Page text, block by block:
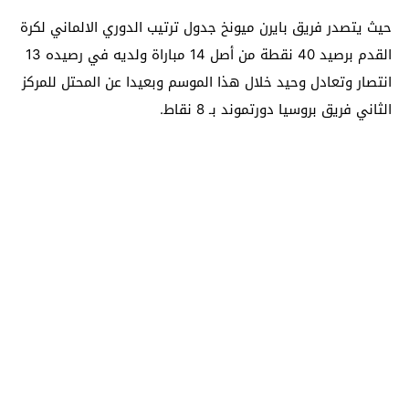
حيث يتصدر فريق بايرن ميونخ جدول ترتيب الدوري الالماني لكرة
القدم برصيد 40 نقطة من أصل 14 مباراة ولديه في رصيده 13
انتصار وتعادل وحيد خلال هذا الموسم وبعيدا عن المحتل للمركز
الثاني فريق بروسيا دورتموند بـ 8 نقاط.